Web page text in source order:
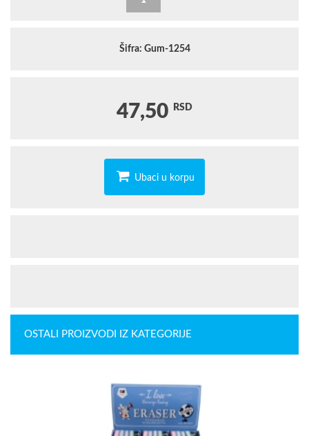
Šifra: Gum-1254
47,50 RSD
Ubaci u korpu
OSTALI PROIZVODI IZ KATEGORIJE